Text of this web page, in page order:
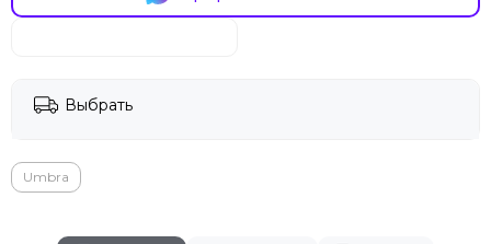
BIZZ Выбрать
Umbra